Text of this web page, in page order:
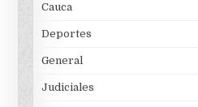
Cauca
Deportes
General
Judiciales